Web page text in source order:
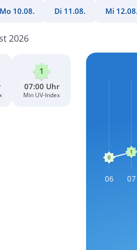
Mo 10.08. Di 11.08. Mi 12.08.
2026
07:00 Uhr
Min UV-Index
06 07